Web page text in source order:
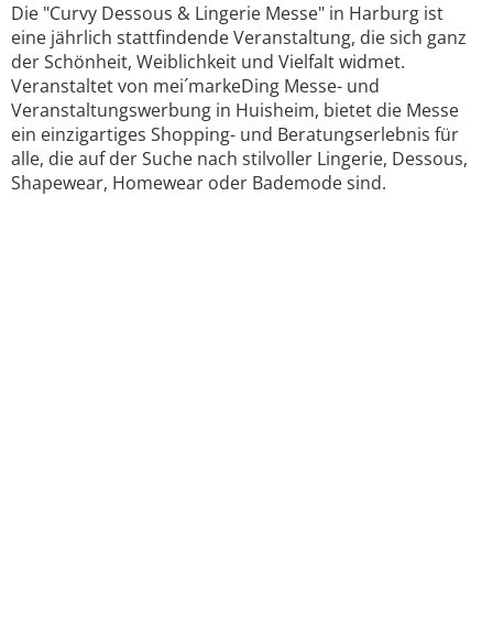
Die "Curvy Dessous & Lingerie Messe" in Harburg ist
eine jährlich stattfindende Veranstaltung, die sich ganz
der Schönheit, Weiblichkeit und Vielfalt widmet.
Veranstaltet von mei´markeDing Messe- und
Veranstaltungswerbung in Huisheim, bietet die Messe
ein einzigartiges Shopping- und Beratungserlebnis für
alle, die auf der Suche nach stilvoller Lingerie, Dessous,
Shapewear, Homewear oder Bademode sind.